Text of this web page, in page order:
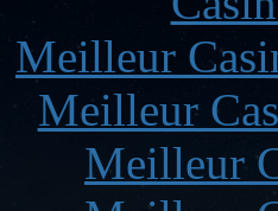
Meilleur
Meilleur
Meilleur